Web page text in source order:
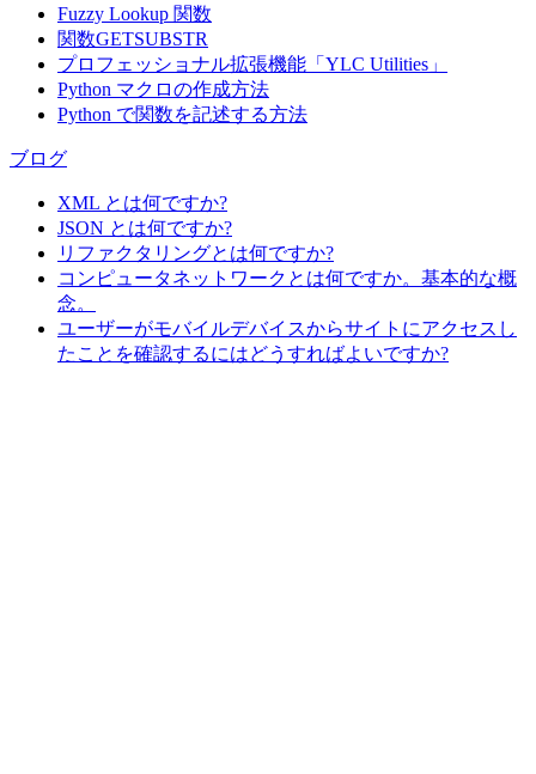
Fuzzy Lookup 関数
関数GETSUBSTR
プロフェッショナル拡張機能「YLC Utilities」
Python マクロの作成方法
Python で関数を記述する方法
ブログ
XML とは何ですか?
JSON とは何ですか?
リファクタリングとは何ですか?
コンピュータネットワークとは何ですか。基本的な概
念。
ユーザーがモバイルデバイスからサイトにアクセスし
たことを確認するにはどうすればよいですか?